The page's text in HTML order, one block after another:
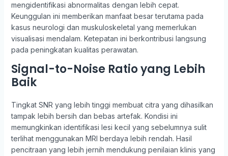
mengidentifikasi abnormalitas dengan lebih cepat.
Keunggulan ini memberikan manfaat besar terutama pada
kasus neurologi dan muskuloskeletal yang memerlukan
visualisasi mendalam. Ketepatan ini berkontribusi langsung
pada peningkatan kualitas perawatan.
Signal-to-Noise Ratio yang Lebih
Baik
Tingkat SNR yang lebih tinggi membuat citra yang dihasilkan
tampak lebih bersih dan bebas artefak. Kondisi ini
memungkinkan identifikasi lesi kecil yang sebelumnya sulit
terlihat menggunakan MRI berdaya lebih rendah. Hasil
pencitraan yang lebih jernih mendukung penilaian klinis yang